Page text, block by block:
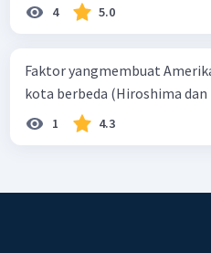
4 5.0
Faktor yangmembuat
kota berbeda (Hiroshima dan
1 4.3